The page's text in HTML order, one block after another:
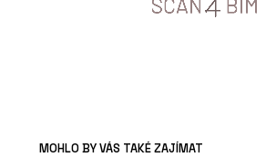
MOHLO BY VÁS TAKÉ ZAJÍMAT